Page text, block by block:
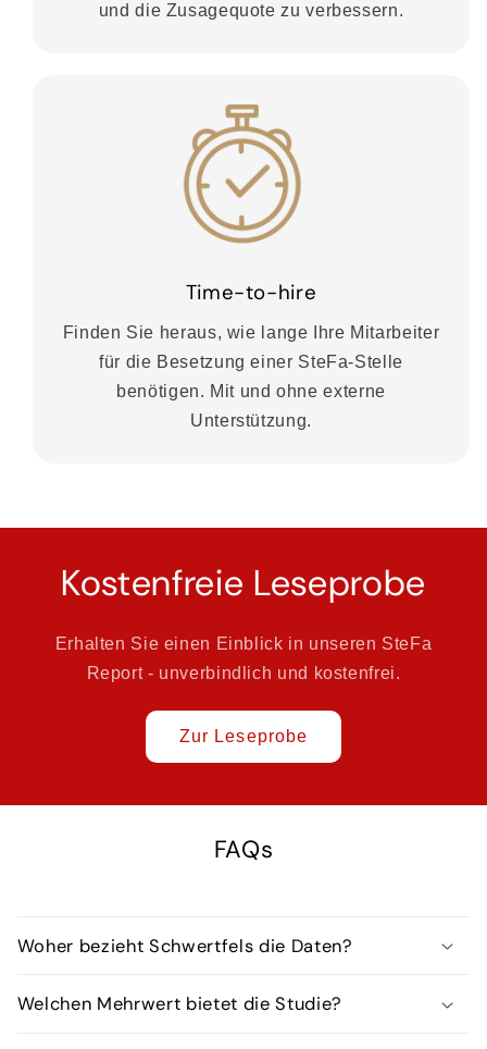
und die Zusagequote zu verbessern.
Time-to-hire
Finden Sie heraus, wie lange Ihre Mitarbeiter
für die Besetzung einer SteFa-Stelle
benötigen. Mit und ohne externe
Unterstützung.
Kostenfreie Leseprobe
Erhalten Sie einen Einblick in unseren SteFa
Report - unverbindlich und kostenfrei.
Zur Leseprobe
FAQs
Woher bezieht Schwertfels die Daten?
Welchen Mehrwert bietet die Studie?